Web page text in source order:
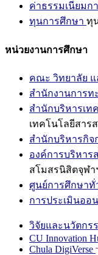
ค่าธรรมเนียมก
ทุนการศึกษา ทุ
หน่วยงานการศึกษา
คณะ วิทยาลัย
สำนักงานการท
สำนักบริหารเท
เทคโนโลยีสาร
สำนักบริหารกิจ
องค์การบริหาร
สโมสรนิสิตจุฬา
ศูนย์การศึกษาทั่
การประเมินออ
วิจัยและนวัตกร
CU Innovation
Chula DigiVerse